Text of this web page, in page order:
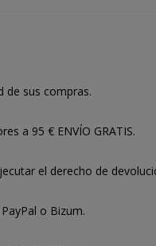
de sus compras.
a 95 € ENVÍO GRATIS.
el derecho de
o Bizum.